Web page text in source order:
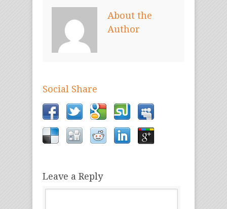
About the
Author
Social Share
Leave a Reply